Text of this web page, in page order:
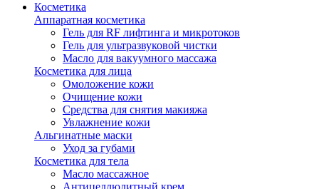
Косметика
Аппаратная косметика
Гель для RF лифтинга и микротоков
Гель для ультразвуковой чистки
Масло для вакуумного массажа
Косметика для лица
Омоложение кожи
Очищение кожи
Средства для снятия макияжа
Увлажнение кожи
Альгинатные маски
Уход за губами
Косметика для тела
Масло массажное
Антицеллюлитный крем